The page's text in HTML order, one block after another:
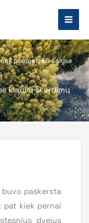
pusmetį ES šalyse
kiaulių skerdimų
paskersta
pat kiek pernai
dvejus